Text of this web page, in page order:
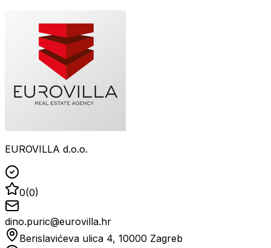
EUROVILLA d.o.o.
0(0)
dino.puric@eurovilla.hr
Berislavićeva ulica 4, 10000 Zagreb